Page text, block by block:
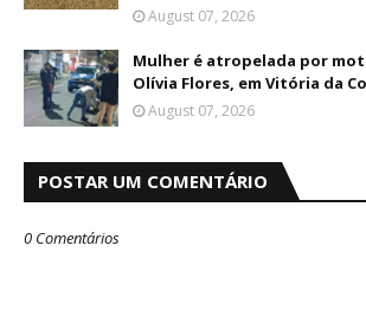
August 07, 2026
Mulher é atropelada por
Olívia Flores, em Vitória da
August 07, 2026
POSTAR UM COMENTÁRIO
0 Comentários